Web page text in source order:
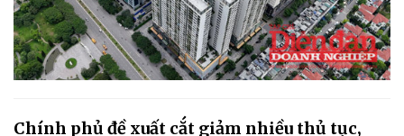
Chính phủ đề xuất cắt giảm nhiều thủ tục,